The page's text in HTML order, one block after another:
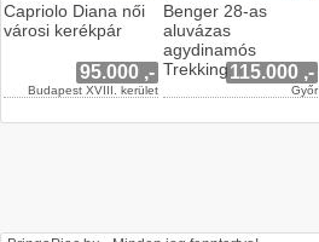
Capriolo Diana női
városi kerékpár
95.000 ,-
Budapest XVIII. kerület
Benger 28-as
aluvázas
agydinamós
Trekking115.000 ,-
Győr